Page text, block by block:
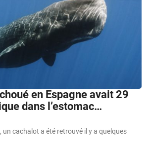
en Espagne avait 29
dans l’estomac…
un cachalot a été retrouvé il y a quelques